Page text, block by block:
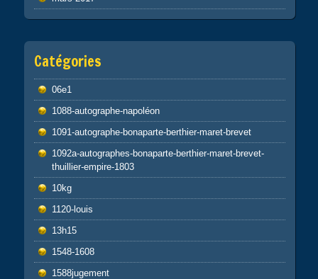
Catégories
06e1
1088-autographe-napoléon
1091-autographe-bonaparte-berthier-maret-brevet
1092a-autographes-bonaparte-berthier-maret-brevet-
thuillier-empire-1803
10kg
1120-louis
13h15
1548-1608
1588jugement